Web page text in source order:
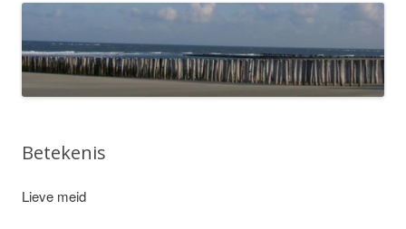
Betekenis
Lieve meid